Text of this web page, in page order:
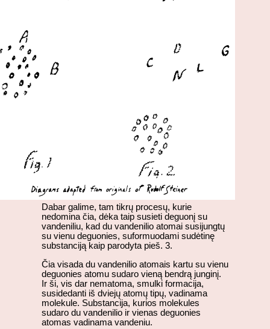
Dabar galime, tam tikrų procesų, kurie
nedomina čia, dėka taip susieti deguonį su
vandeniliu, kad du vandenilio atomai susijungtų
su vienu deguonies, suformuodami sudėtinę
substanciją kaip parodyta pieš. 3.
Čia visada du vandenilio atomais kartu su vienu
deguonies atomu sudaro vieną bendrą junginį.
Ir ši, vis dar nematoma, smulki formacija,
susidedanti iš dviejų atomų tipų, vadinama
molekule. Substancija, kurios molekules
sudaro du vandenilio ir vienas deguonies
atomas vadinama vandeniu.